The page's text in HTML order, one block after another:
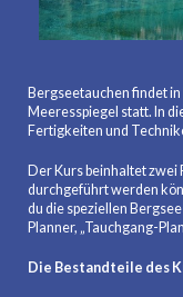
Bergseetauchen findet
Meeresspiegel statt. In
Fertigkeiten und
Der Kurs beinhaltet zwei
durchgeführt werden
du die speziellen
Planner, „Tauchgang-
Die Bestandteile des